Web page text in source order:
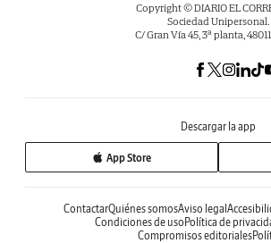
Copyright © DIARIO EL
Sociedad Unipersonal.
C/ Gran Vía 45, 3ª planta,
Descargar la app
App Store
ContactarQuiénes somosAviso legal
Condiciones de uso Política de
Compromisos editoriales